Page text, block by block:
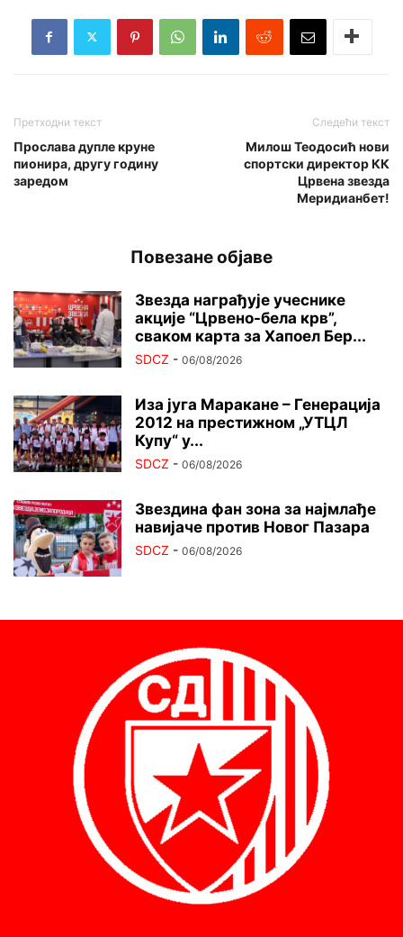
Претходни текст
Прослава дупле круне
пионира, другу годину
заредом
Следећи текст
Милош Теодосић нови
спортски директор КК
Црвена звезда
Меридианбет!
Повезане објаве
Звезда награђује учеснике
акције “Црвено-бела крв”,
сваком карта за Хапоел Бер...
SDCZ - 06/08/2026
Иза југа Маракане – Генерација
2012 на престижном „УТЦЛ
Купу“ у...
SDCZ - 06/08/2026
Звездина фан зона за најмлађе
навијаче против Новог Пазара
SDCZ - 06/08/2026